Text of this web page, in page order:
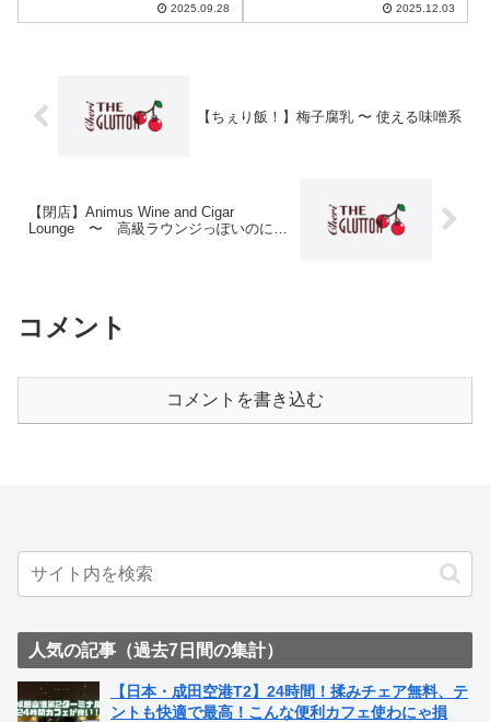
2025.09.28 2025.12.03
【ちぇり飯！】梅子腐乳 〜 使える味噌系
【閉店】Animus Wine and Cigar
Lounge 〜 高級ラウンジっぽいのに…
コメント
コメントを書き込む
人気の記事（過去7日間の集計）
【日本・成田空港T2】24時間！揉みチェア無料、テ
ントも快適で最高！こんな便利カフェ使わにゃ損